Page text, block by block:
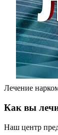
Лечение
Как вы
Наш центр